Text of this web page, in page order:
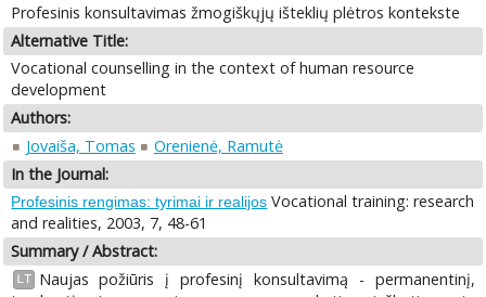
Profesinis konsultavimas žmogiškųjų išteklių plėtros kontekste
Alternative Title:
Vocational counselling in the context of human resource
development
Authors:
Jovaiša, Tomas
Orenienė, Ramutė
In the Journal:
Profesinis rengimas: tyrimai ir realijos Vocational training: research
and realities, 2003, 7, 48-61
Summary / Abstract:
LT
Naujas požiūris į profesinį konsultavimą - permanentinį,